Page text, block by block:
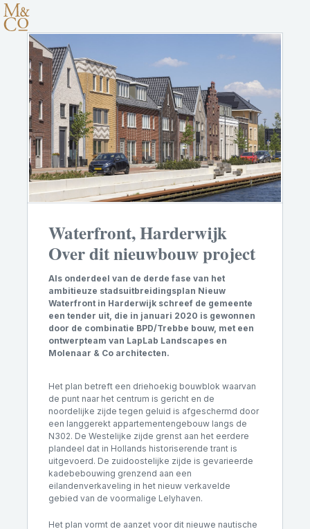
Waterfront, Harderwijk
Over dit nieuwbouw project
Als onderdeel van de derde fase van het
ambitieuze stadsuitbreidingsplan Nieuw
Waterfront in Harderwijk schreef de gemeente
een tender uit, die in januari 2020 is gewonnen
door de combinatie BPD/Trebbe bouw, met een
ontwerpteam van LapLab Landscapes en
Molenaar & Co architecten.
Het plan betreft een driehoekig bouwblok waarvan
de punt naar het centrum is gericht en de
noordelijke zijde tegen geluid is afgeschermd door
een langgerekt appartementengebouw langs de
N302. De Westelijke zijde grenst aan het eerdere
plandeel dat in Hollands historiserende trant is
uitgevoerd. De zuidoostelijke zijde is gevarieerde
kadebebouwing grenzend aan een
eilandenverkaveling in het nieuw verkavelde
gebied van de voormalige Lelyhaven.
Het plan vormt de aanzet voor dit nieuwe nautische